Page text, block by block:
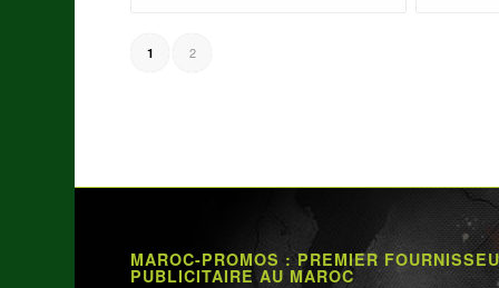
1 2
MAROC-PROMOS : PREMIER
PUBLICITAIRE AU MAROC